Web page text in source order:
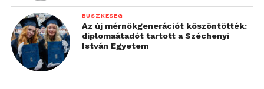
BÜSZKESÉG
Az új mérnökgenerációt köszöntötték:
diplomaátadót tartott a Széchenyi
István Egyetem